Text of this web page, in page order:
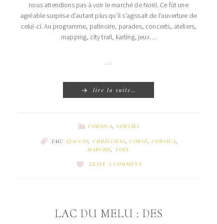
nous attendions pas à voir le marché de Noël. Ce fût une
agréable surprise d’autant plus qu’il s’agissait de l’ouverture de
celui-ci. Au programme, patinoire, parades, concerts, ateliers,
mapping, city trail, karting, jeux…
…
lire la suite…
CORSICA, SORTIES
TAG:AJACCIO, CHRISTMAS, CORSE, CORSICA,
MARCHE,NOEL
LEAVE A COMMENT
LAC DU MELU : DES